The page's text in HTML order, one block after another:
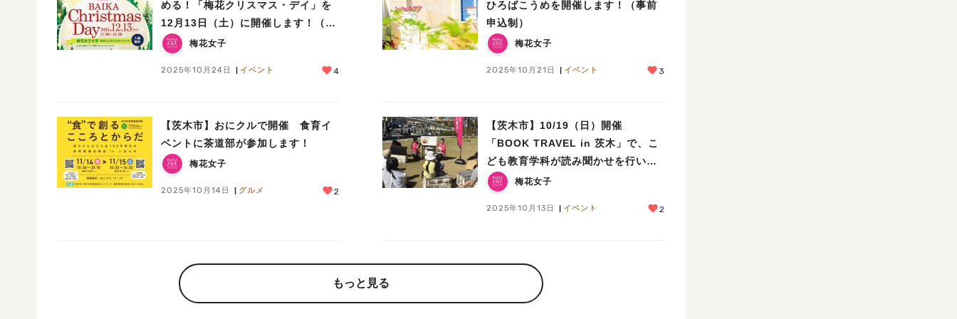
める！「梅花クリスマス・デイ」を
12月13日（土）に開催します！（入
場無料）梅花女子
2025年10月24日 イベント 4
ひろばこうめを開催します！（事前
申込制）
梅花女子
2025年10月21日 イベント 3
【茨木市】おにクルで開催 食育イ
ベントに茶道部が参加します！
梅花女子
2025年10月14日 グルメ 2
【茨木市】10/19（日）開催
「BOOK TRAVEL in 茨木」で、こ
ども教育学科が読み聞かせを行いま
す！
梅花女子
2025年10月13日 イベント 2
もっと見る